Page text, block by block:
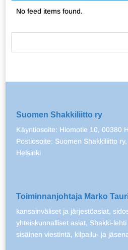
No feed items found.
Suomen Shakkiliitto ry
Käyntiosoite: Hiomotie 10, 00380
Postiosoite: Suomen Shakkiliitto
Helsinki
Toiminnanjohtaja Marko
kansainväliset ja järjestöasiat,
yhteiskunnalliset asiat, Shakki-
sisäinen viestintä, kilpailu- ja